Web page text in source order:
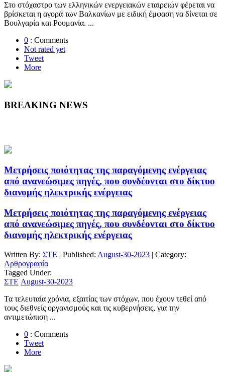
Στο στόχαστρο των ελληνικών ενεργειακών εταιρειών φέρεται να
βρίσκεται η αγορά των Βαλκανίων με ειδική έμφαση να δίνεται σε
Βουλγαρία και Ρουμανία. ...
0 : Comments
Not rated yet
Tweet
More
BREAKING NEWS
Μετρήσεις ποιότητας της παραγόμενης ενέργειας
από ανανεώσιμες πηγές, που συνδέονται στο δίκτυο
διανομής ηλεκτρικής ενέργειας
Μετρήσεις ποιότητας της παραγόμενης ενέργειας
από ανανεώσιμες πηγές, που συνδέονται στο δίκτυο
διανομής ηλεκτρικής ενέργειας
Written By: ΣΤΕ | Published: August-30-2023 | Category:
Αρθρογραφία
Tagged Under:
ΣΤΕ August-30-2023
Τα τελευταία χρόνια, εξαιτίας των στόχων, που έχουν τεθεί από
τους διεθνείς οργανισμούς και τις κυβερνήσεις, για την
αντιμετώπιση ...
0 : Comments
Tweet
More